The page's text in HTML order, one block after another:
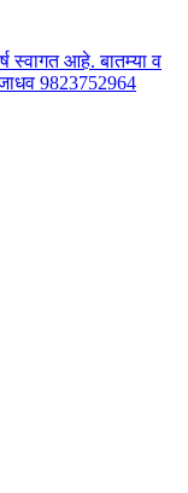
आहे. बातम्या व
9823752964